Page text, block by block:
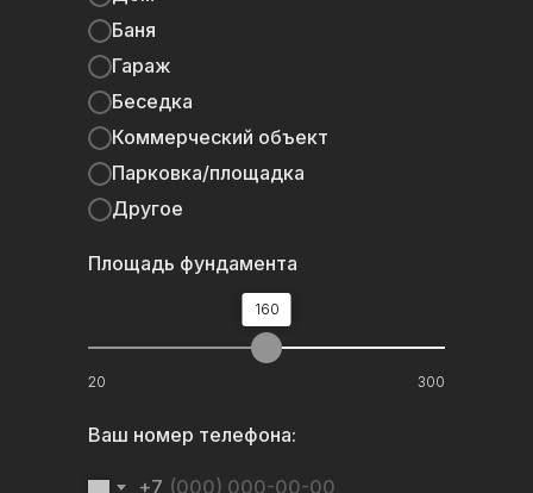
Баня
Гараж
Беседка
Коммерческий объект
Парковка/площадка
Другое
Площадь фундамента
160
20 300
Ваш номер телефона:
+7
МОСКВА, ЯРОСЛАВСКОЕ
Ш., 146, КОРП. 2,
ООО "Моноплита"
Навигация:
Готовые проекты
Полезные статьи
Видео с объектов